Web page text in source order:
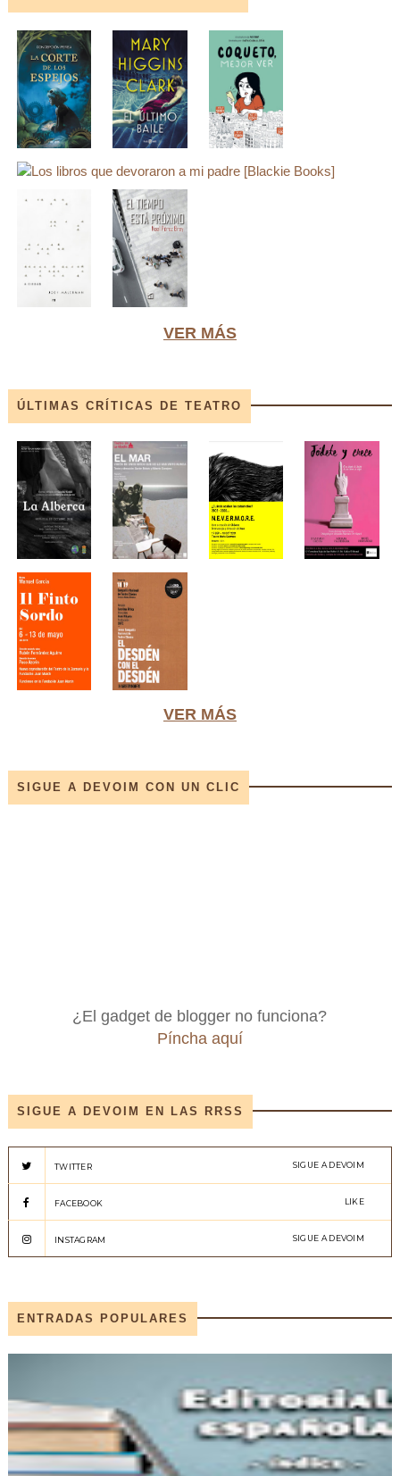
VER MÁS
ÚLTIMAS CRÍTICAS DE TEATRO
VER MÁS
SIGUE A DEVOIM CON UN CLIC
¿El gadget de blogger no funciona?
Píncha aquí
SIGUE A DEVOIM EN LAS RRSS
TWITTER SIGUE A DEVOIM
FACEBOOK LIKE
INSTAGRAM SIGUE A DEVOIM
ENTRADAS POPULARES